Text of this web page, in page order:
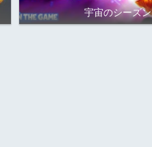
宇宙のシーズン